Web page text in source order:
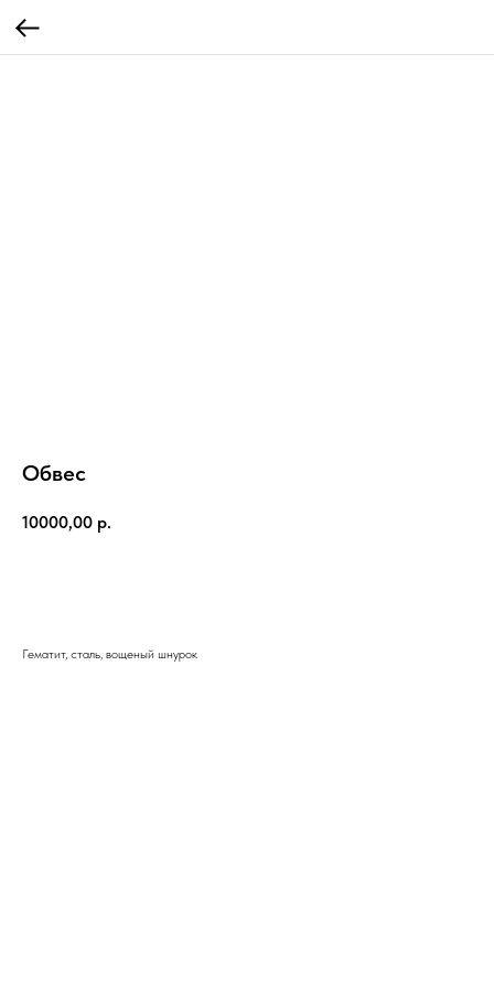
Обвес
10000,00 р.
Гематит, сталь, вощеный шнурок